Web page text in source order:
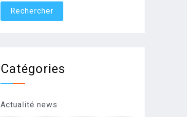
Catégories
Actualité news